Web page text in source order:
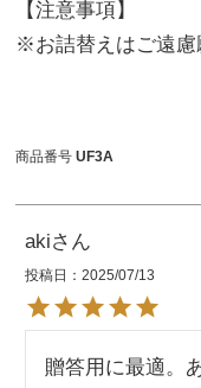
【注意事項】
※お詰替えはご遠慮
商品番号 UF3A
aki
投稿日 2025/07/13
贈答用に最適。